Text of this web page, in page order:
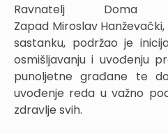
Ravnatelj Doma
Zapad Miroslav
sastanku, podržao je
osmišljavanju i uvođenju
punoljetne građane te
uvođenje reda u važno
zdravlje svih.